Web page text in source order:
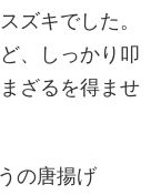
ズキでした。
、しっかり叩
ざるを得ませ
の唐揚げ